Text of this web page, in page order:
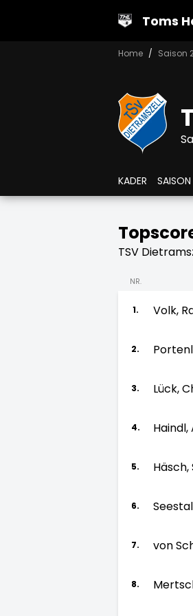
Toms
Home Saison
KADER SAISON
TSV
NR.
1. Volk,
2.
3. Lück,
4. Haindl,
5.
6.
7. von
8.